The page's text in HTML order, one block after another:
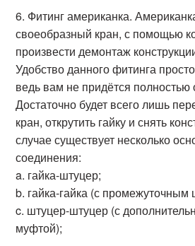
Фитинг американка.
своеобразный кран, с помощью
произвести демонтаж
Удобство данного фитинга
ведь вам не придётся полностью
Достаточно будет всего лишь
кран, открутить гайку и снять
случае существует несколько
соединения:
a. гайка-штуцер;
b. гайка-гайка (с промежуточным
c. штуцер-штуцер (с
муфтой);